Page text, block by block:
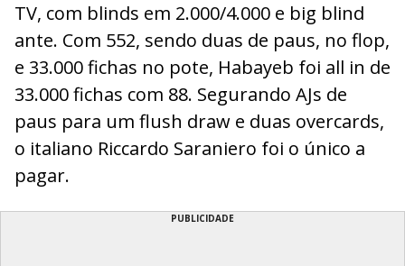
TV, com blinds em 2.000/4.000 e big blind
ante. Com 552, sendo duas de paus, no flop,
e 33.000 fichas no pote, Habayeb foi all in de
33.000 fichas com 88. Segurando AJs de
paus para um flush draw e duas overcards,
o italiano Riccardo Saraniero foi o único a
pagar.
PUBLICIDADE